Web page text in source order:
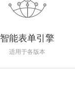
智能表单引擎
适用于各版本